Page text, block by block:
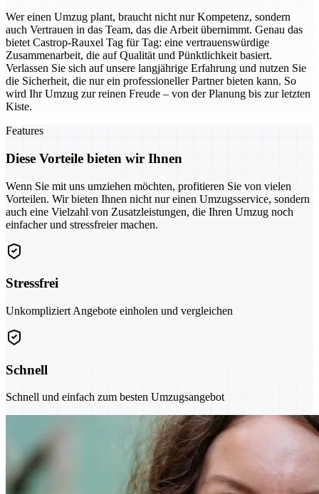
Wer einen Umzug plant, braucht nicht nur Kompetenz, sondern
auch Vertrauen in das Team, das die Arbeit übernimmt. Genau das
bietet Castrop-Rauxel Tag für Tag: eine vertrauenswürdige
Zusammenarbeit, die auf Qualität und Pünktlichkeit basiert.
Verlassen Sie sich auf unsere langjährige Erfahrung und nutzen Sie
die Sicherheit, die nur ein professioneller Partner bieten kann. So
wird Ihr Umzug zur reinen Freude – von der Planung bis zur letzten
Kiste.
Features
Diese Vorteile bieten wir Ihnen
Wenn Sie mit uns umziehen möchten, profitieren Sie von vielen
Vorteilen. Wir bieten Ihnen nicht nur einen Umzugsservice, sondern
auch eine Vielzahl von Zusatzleistungen, die Ihren Umzug noch
einfacher und stressfreier machen.
Stressfrei
Unkompliziert Angebote einholen und vergleichen
Schnell
Schnell und einfach zum besten Umzugsangebot